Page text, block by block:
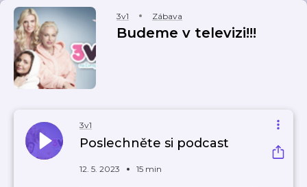
3v1 Zábava
Budeme v televizi!!!
3v1
Poslechněte si podcast
12. 5. 2023 15 min